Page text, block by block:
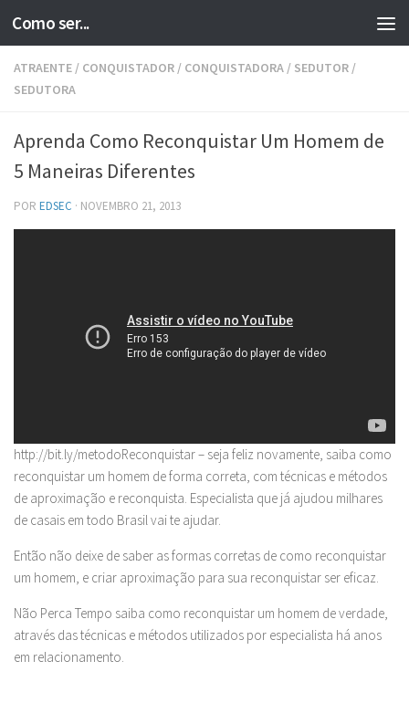
Skip to content
Como ser...
ATRAENTE / CONQUISTADOR / CONQUISTADORA / SEDUTOR /
SEDUTORA
Aprenda Como Reconquistar Um Homem de
5 Maneiras Diferentes
POR EDSEC · NOVEMBRO 21, 2013
http://bit.ly/metodoReconquistar – seja feliz novamente, saiba como
reconquistar um homem de forma correta, com técnicas e métodos
de aproximação e reconquista. Especialista que já ajudou milhares
de casais em todo Brasil vai te ajudar.
Então não deixe de saber as formas corretas de como reconquistar
um homem, e criar aproximação para sua reconquistar ser eficaz.
Não Perca Tempo saiba como reconquistar um homem de verdade,
através das técnicas e métodos utilizados por especialista há anos
em relacionamento.